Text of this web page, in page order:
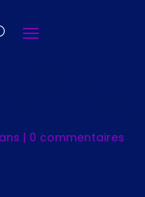
| 0 commentaires